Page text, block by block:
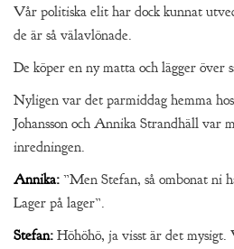
Vår politiska elit har dock kunnat
de är så välavlönade.
De köper en ny matta och lägger över
Nyligen var det parmiddag hemma
Johansson och Annika Strandhäll var
inredningen.
Annika: ”Men Stefan, så ombonat ni
Lager på lager”.
Stefan: Höhöhö, ja visst är det